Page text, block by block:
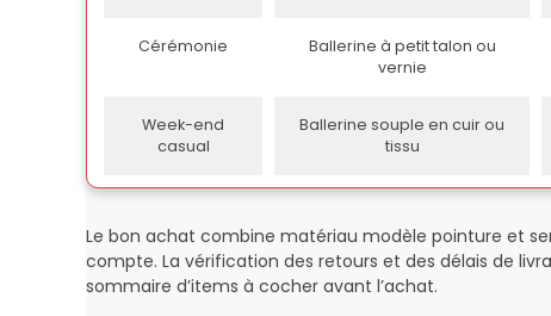
Cérémonie
Ballerine à petit talon ou
vernie
Week-end
casual
Ballerine souple en cuir ou
tissu
Le bon achat combine matériau modèle pointure et
compte. La vérification des retours et des délais de
sommaire d’items à cocher avant l’achat.